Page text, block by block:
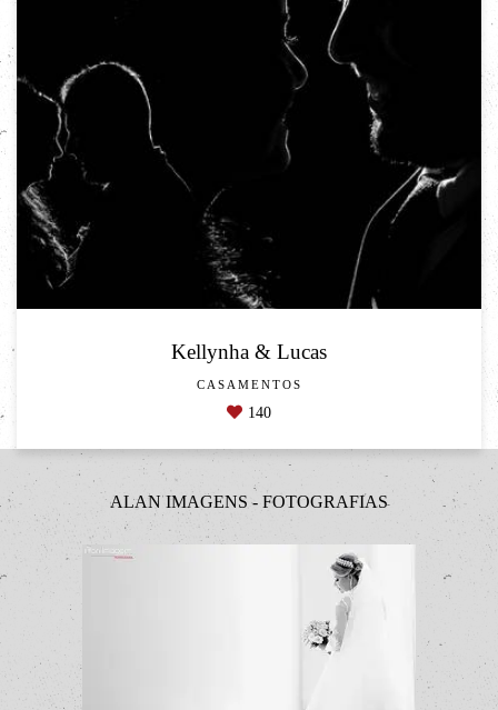
Kellynha & Lucas
CASAMENTOS
140
ALAN IMAGENS - FOTOGRAFIAS